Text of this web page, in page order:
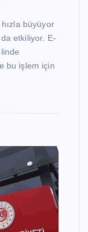
büyüyor
etkiliyor. E-
bu işlem için